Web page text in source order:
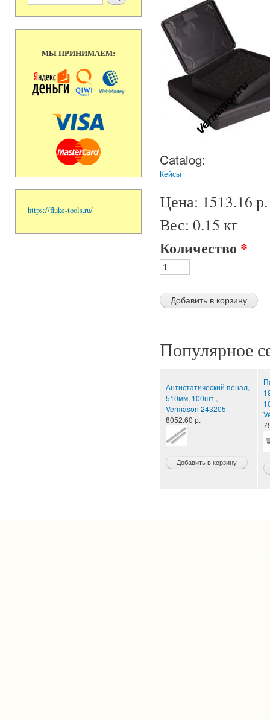
МЫ ПРИНИМАЕМ:
https://fluke-tools.ru/
Catalog:
Кейсы
Цена: 1513.16 р.
Вес: 0.15 кг
Количество *
Популярное
Антистатический пенал,
510мм, 100шт.,
Vermason 243205
8052.60 р.